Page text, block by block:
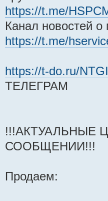
https://t.me/
Канал новостей
https://t.me/
https://t-do.ru/
ТЕЛЕГРАМ
!!!АКТУАЛЬНЫЕ
СООБЩЕНИИ!!!
Продаем: